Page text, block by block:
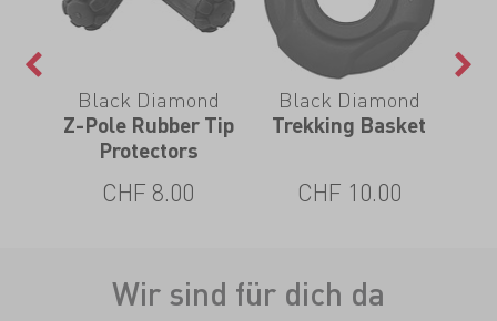
Black Diamond
Z-Pole Rubber Tip
Protectors
CHF 8.00
Black Diamond
Trekking Basket
CHF 10.00
Wir sind für dich da